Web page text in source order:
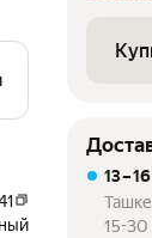
13 –
15-